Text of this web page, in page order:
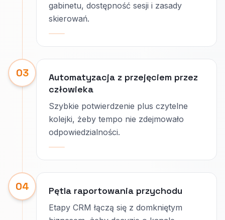
gabinetu, dostępność sesji i zasady
skierowań.
03
Automatyzacja z przejęciem przez
człowieka
Szybkie potwierdzenie plus czytelne
kolejki, żeby tempo nie zdejmowało
odpowiedzialności.
04 Pętla raportowania przychodu
Etapy CRM łączą się z domkniętym